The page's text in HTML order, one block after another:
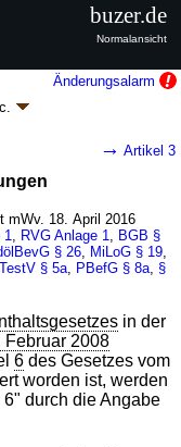
Änderungsalarm
18.04.2016, abweichend
|
→ Artikel 3
mWv. 18. April 2016
RVG Anlage 1 BGB §
§ 26 MiLoG § 19
§ 5a PBefG § 8a §
in der
Februar 2008
6 des Gesetzes vom
worden ist, werden
6" durch die Angabe
buzer.de
Normalansicht